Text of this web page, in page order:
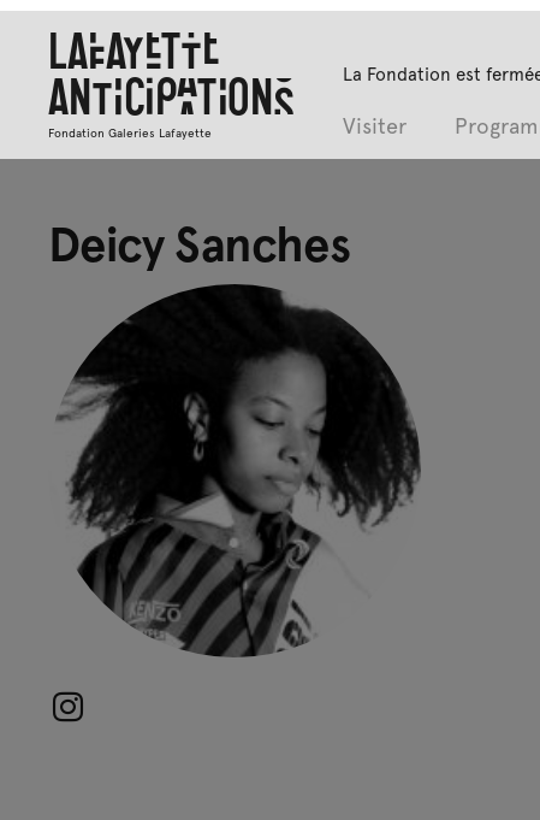
Lafayette
Anticipations
Fondation Galeries Lafayette
La Fondation est
Visiter
Deicy Sanches